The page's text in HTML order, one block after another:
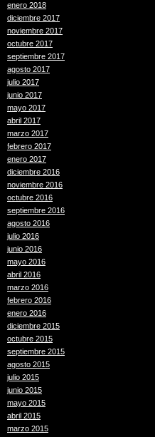
enero 2018
diciembre 2017
noviembre 2017
octubre 2017
septiembre 2017
agosto 2017
julio 2017
junio 2017
mayo 2017
abril 2017
marzo 2017
febrero 2017
enero 2017
diciembre 2016
noviembre 2016
octubre 2016
septiembre 2016
agosto 2016
julio 2016
junio 2016
mayo 2016
abril 2016
marzo 2016
febrero 2016
enero 2016
diciembre 2015
octubre 2015
septiembre 2015
agosto 2015
julio 2015
junio 2015
mayo 2015
abril 2015
marzo 2015